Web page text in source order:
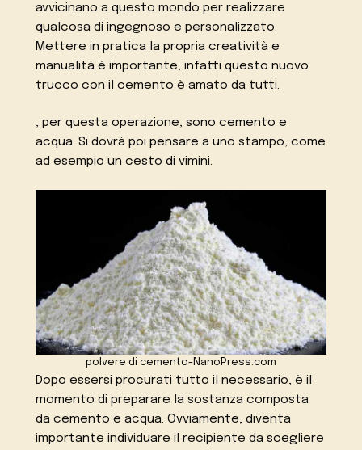
avvicinano a questo mondo per realizzare
qualcosa di ingegnoso e personalizzato.
Mettere in pratica la propria creatività e
manualità è importante, infatti questo nuovo
trucco con il cemento è amato da tutti.
, per questa operazione, sono cemento e
acqua. Si dovrà poi pensare a uno stampo, come
ad esempio un cesto di vimini.
polvere di cemento-NanoPress.com
Dopo essersi procurati tutto il necessario, è il
momento di preparare la sostanza composta
da cemento e acqua. Ovviamente, diventa
importante individuare il recipiente da scegliere